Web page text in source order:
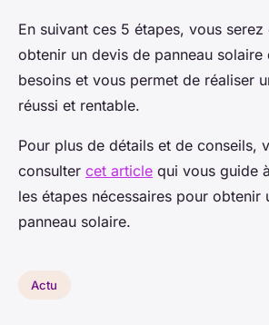
En suivant ces 5 étapes, vous serez
obtenir un devis de panneau
besoins et vous permet de réaliser
réussi et rentable.
Pour plus de détails et de conseils,
consulter cet article qui vous guide
les étapes nécessaires pour obtenir
panneau solaire.
Actu